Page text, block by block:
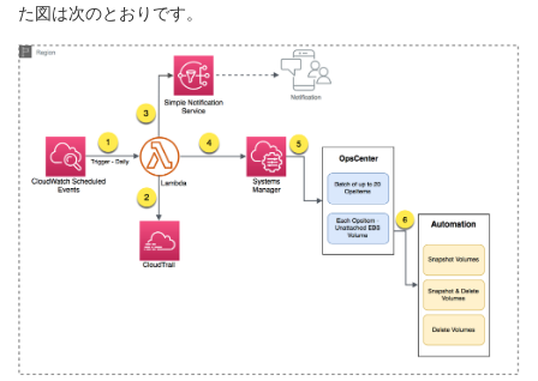
た図は次のとおりです。